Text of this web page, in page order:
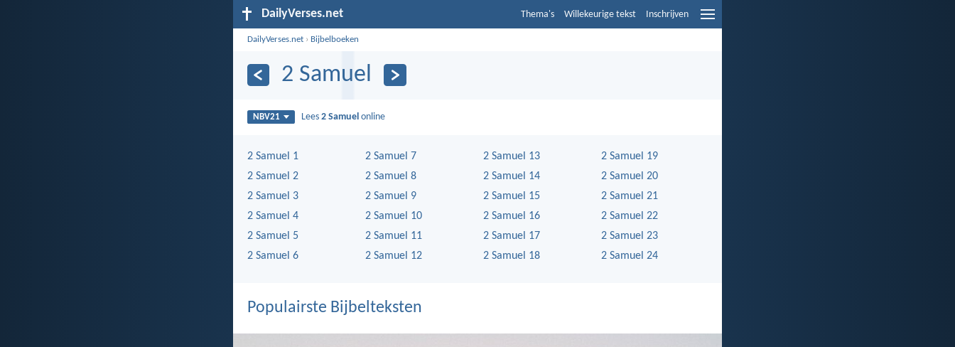
DailyVerses.net Thema's Willekeurige tekst Inschrijven
DailyVerses.net › Bijbelboeken
2 Samuel
NBV21 Lees2 Samuel online
2 Samuel 1
2 Samuel 2
2 Samuel 3
2 Samuel 4
2 Samuel 5
2 Samuel 6
2 Samuel 7
2 Samuel 8
2 Samuel 9
2 Samuel 10
2 Samuel 11
2 Samuel 12
2 Samuel 13
2 Samuel 14
2 Samuel 15
2 Samuel 16
2 Samuel 17
2 Samuel 18
2 Samuel 19
2 Samuel 20
2 Samuel 21
2 Samuel 22
2 Samuel 23
2 Samuel 24
Populairste Bijbelteksten